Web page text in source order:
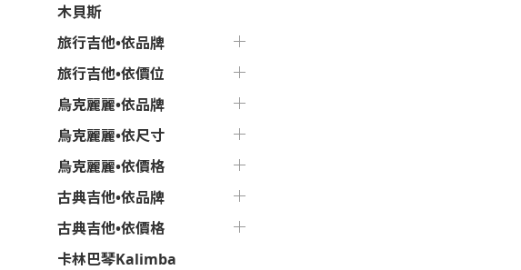
木貝斯
旅行吉他•依品牌
旅行吉他•依價位
烏克麗麗•依品牌
烏克麗麗•依尺寸
烏克麗麗•依價格
古典吉他•依品牌
古典吉他•依價格
卡林巴琴Kalimba